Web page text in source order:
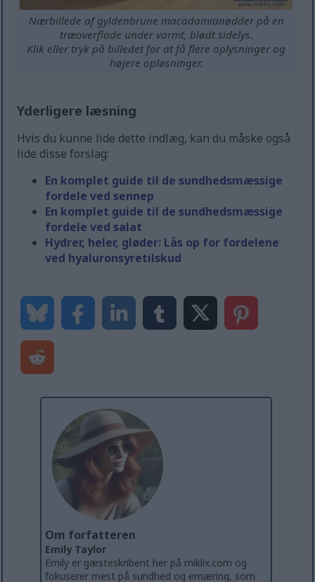
Nærbillede af gyldenbrune macadamianødder på en
træoverflade under varmt, blødt sidelys.
Klik eller tryk på billedet for at få flere oplysninger og
højere opløsninger.
Yderligere læsning
Hvis du kunne lide dette indlæg, kan du måske også
lide disse forslag:
En komplet guide til de sundhedsmæssige
fordele ved sennep
En komplet guide til de sundhedsmæssige
fordele ved salat
Hydrer, heler, gløder: Lås op for fordelene
ved hyaluronsyretilskud
Om forfatteren
Emily Taylor
Emily er gæsteskribent her på miklix.com og
fokuserer mest på sundhed og ernæring, som